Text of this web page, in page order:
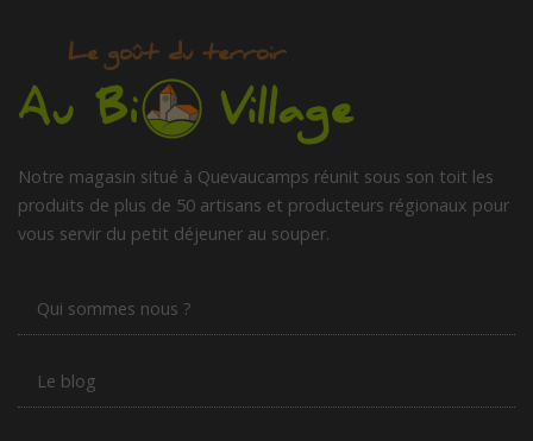
Notre magasin situé à Quevaucamps réunit sous son toit les
produits de plus de 50 artisans et producteurs régionaux pour
vous servir du petit déjeuner au souper.
Qui sommes nous ?
Le blog